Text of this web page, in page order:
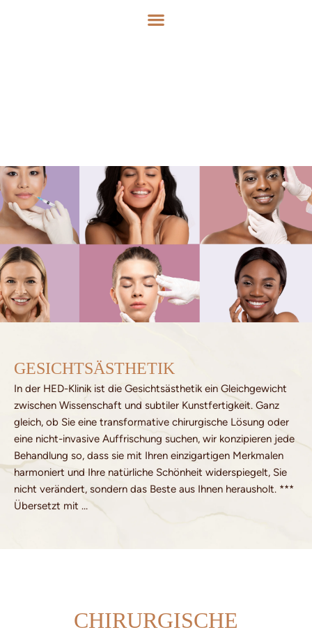
GESICHTSÄSTHETIK
In der HED-Klinik ist die Gesichtsästhetik ein Gleichgewicht
zwischen Wissenschaft und subtiler Kunstfertigkeit. Ganz
gleich, ob Sie eine transformative chirurgische Lösung oder
eine nicht-invasive Auffrischung suchen, wir konzipieren jede
Behandlung so, dass sie mit Ihren einzigartigen Merkmalen
harmoniert und Ihre natürliche Schönheit widerspiegelt, Sie
nicht verändert, sondern das Beste aus Ihnen herausholt. ***
Übersetzt mit …
CHIRURGISCHE